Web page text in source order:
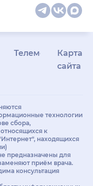
Телемедицина
Карта
сайта
технологии
сбора,
к
находящихся
предназначены для
приём врача.
консультация